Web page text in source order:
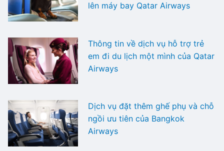
lên máy bay Qatar Airways
Thông tin về dịch vụ hỗ trợ trẻ
em đi du lịch một mình của Qatar
Airways
Dịch vụ đặt thêm ghế phụ và chỗ
ngồi ưu tiên của Bangkok
Airways